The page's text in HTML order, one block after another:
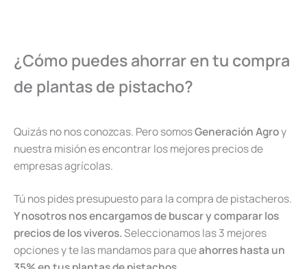
¿Cómo puedes ahorrar en tu compra
de plantas de pistacho?
Quizás no nos conozcas. Pero somosGeneración Agroy
nuestra misión es encontrar los mejores precios de
empresas agrícolas.
Tú nos pides presupuesto para la compra de pistacheros.
Y nosotros nos encargamos de buscar y comparar los
precios de los viveros.Seleccionamos las 3 mejores
opciones y te las mandamos para queahorres hasta un